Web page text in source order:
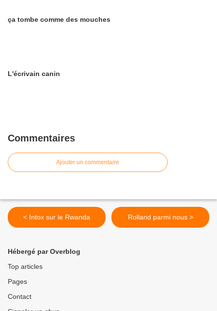
ça tombe comme des mouches
L'écrivain canin
Commentaires
Ajouter un commentaire
< Intox sur le Rwanda Rolland parmi nous >
Hébergé par Overblog
Top articles
Pages
Contact